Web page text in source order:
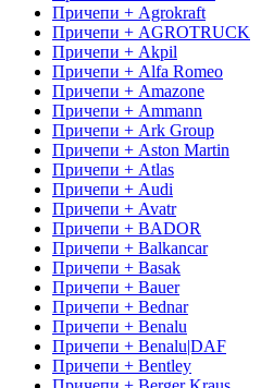
Причепи + Agrokraft
Причепи + AGROTRUCK
Причепи + Akpil
Причепи + Alfa Romeo
Причепи + Amazone
Причепи + Ammann
Причепи + Ark Group
Причепи + Aston Martin
Причепи + Atlas
Причепи + Audi
Причепи + Avatr
Причепи + BADOR
Причепи + Balkancar
Причепи + Basak
Причепи + Bauer
Причепи + Bednar
Причепи + Benalu
Причепи + Benalu|DAF
Причепи + Bentley